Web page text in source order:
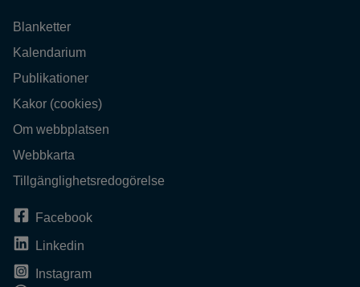
Blanketter
Kalendarium
Publikationer
Kakor (cookies)
Om webbplatsen
Webbkarta
Tillgänglighetsredogörelse
Facebook
Linkedin
Instagram